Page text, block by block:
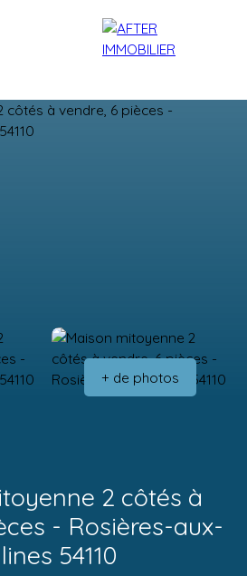
+ de photos
2 côtés à
- Rosières-aux-
54110